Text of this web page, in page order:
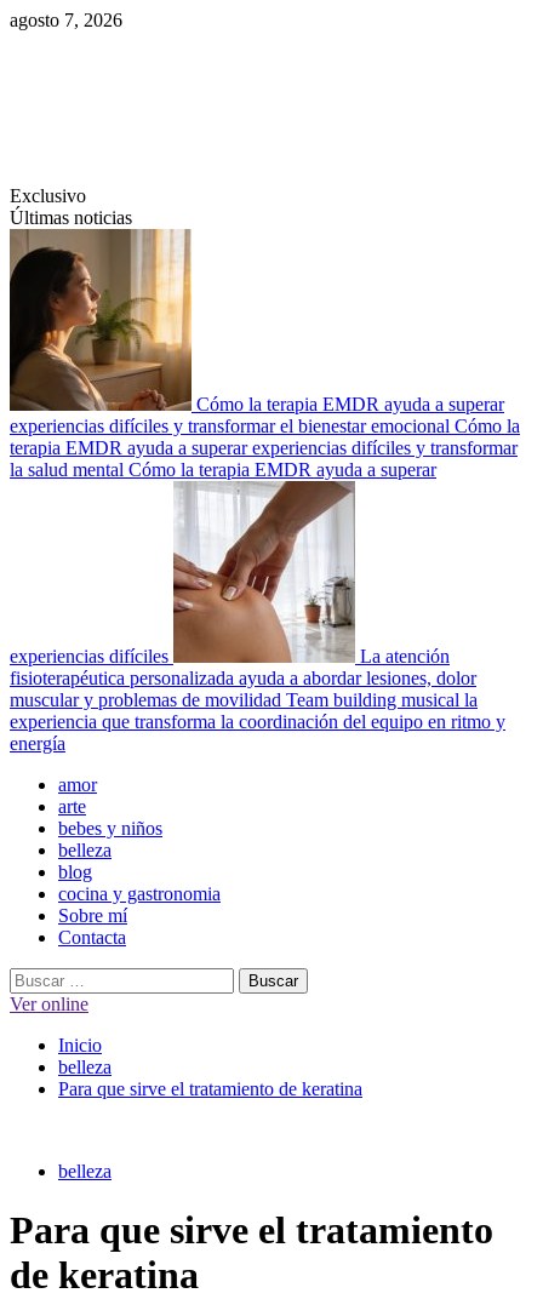
Saltar
agosto 7, 2026
Exclusivo
Últimas noticias
Cómo la terapia EMDR ayuda a superar
experiencias difíciles y transformar el bienestar emocional Cómo la
terapia EMDR ayuda a superar experiencias difíciles y transformar
la salud mental Cómo la terapia EMDR ayuda a superar
experiencias difíciles
La atención
fisioterapéutica personalizada ayuda a abordar lesiones, dolor
muscular y problemas de movilidad Team building musical la
experiencia que transforma la coordinación del equipo en ritmo y
energía
Menú
principal
amor
arte
bebes y niños
belleza
blog
cocina y gastronomia
Sobre mí
Contacta
Buscar:
Ver online
Inicio
belleza
Para que sirve el tratamiento de keratina
belleza
Para que sirve el tratamiento
de keratina